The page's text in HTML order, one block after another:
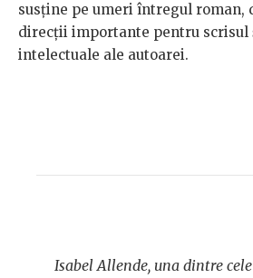
susține pe umeri întregul roman,
direcții importante pentru scrisul
intelectuale ale autoarei.
Isabel Allende, una dintre